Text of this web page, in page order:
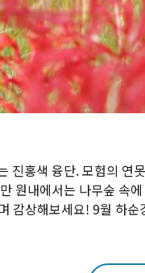
진홍색 융단. 모험의 연
원내에서는 나무숲 속
감상해보세요! 9월 하